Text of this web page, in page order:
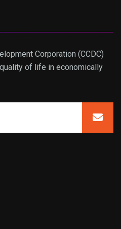
Corporation (CCDC)
of life in economically